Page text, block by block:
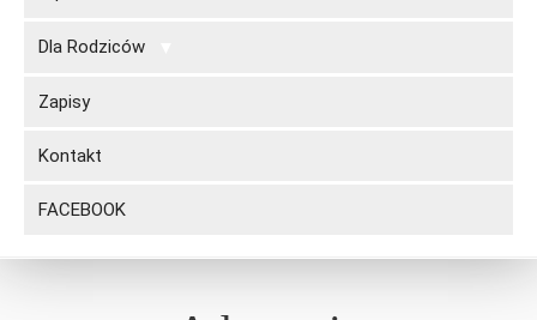
Dla Rodziców
Zapisy
Kontakt
FACEBOOK